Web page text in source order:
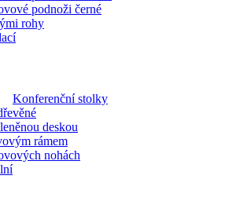
podnoži černé
rohy
Konferenční stolky
deskou
rámem
nohách